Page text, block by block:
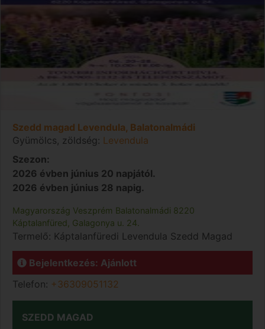
Szedd magad Levendula, Balatonalmádi
Gyümölcs, zöldség: Levendula
Szezon:
2026 évben június 20 napjától.
2026 évben június 28 napig.
Magyarország Veszprém Balatonalmádi 8220
Káptalanfüred, Galagonya u. 24.
Termelő: Káptalanfüredi Levendula Szedd Magad
Bejelentkezés: Ajánlott
Telefon: +36309051132
SZEDD MAGAD